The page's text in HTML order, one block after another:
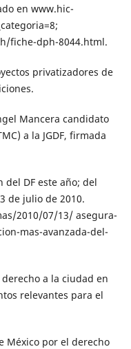
en www.hic-
fiche-dph-8044.html.
privatizadores de
Mancera candidato
a la JGDF, firmada
del DF este año; del
de julio de 2010.
2010/07/13/ asegura-
mas-avanzada-del-
derecho a la ciudad en
relevantes para el
México por el derecho